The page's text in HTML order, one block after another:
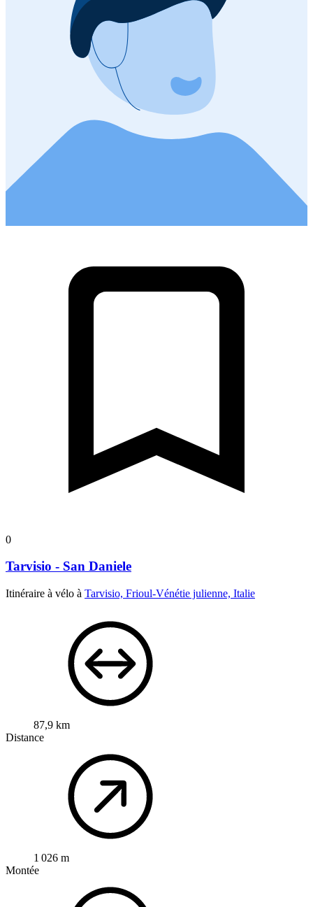
0
Tarvisio - San Daniele
Itinéraire à vélo à Tarvisio, Frioul-Vénétie julienne, Italie
87,9 km
Distance
1 026 m
Montée